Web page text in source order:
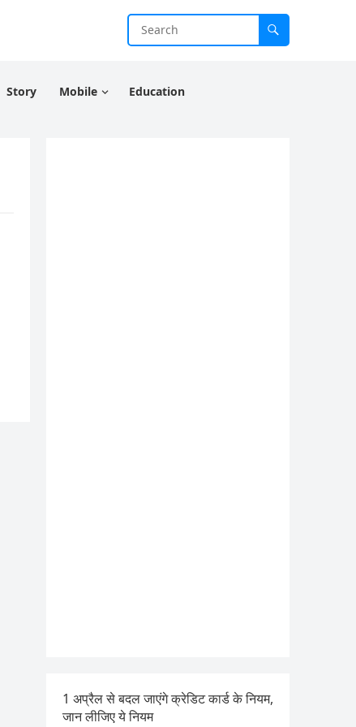
Story Mobile Education
1 अप्रैल से बदल जाएंगे क्रेडिट कार्ड के नियम,
जान लीजिए ये नियम